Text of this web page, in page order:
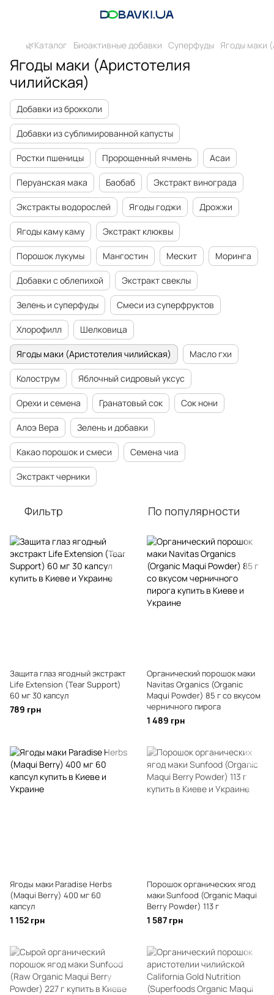
🌿Каталог Биоактивные добавки Суперфуды Ягоды маки
Ягоды маки (Аристотелия
чилийская)
Добавки из брокколи
Добавки из сублимированной капусты
Ростки пшеницы Пророщенный ячмень Асаи
Перуанская мака Баобаб Экстракт винограда
Экстракты водорослей Ягоды годжи Дрожжи
Ягоды каму каму Экстракт клюквы
Порошок лукумы Мангостин Мескит Моринга
Добавки с облепихой Экстракт свеклы
Зелень и суперфуды Смеси из суперфруктов
Хлорофилл Шелковица
Ягоды маки (Аристотелия чилийская) Масло гхи
Колострум Яблочный сидровый уксус
Орехи и семена Гранатовый сок Сок нони
Алоэ Вера Зелень и добавки
Какао порошок и смеси Семена чиа
Экстракт черники
Фильтр По популярности
Защита глаз ягодный экстракт
Life Extension (Tear Support)
60 мг 30 капсул
789 грн
Органический порошок маки
Navitas Organics (Organic
Maqui Powder) 85 г со вкусом
черничного пирога
1 489 грн
Ягоды маки Paradise Herbs
(Maqui Berry) 400 мг 60
капсул
1 152 грн
Порошок органических ягод
маки Sunfood (Organic Maqui
Berry Powder) 113 г
1 587 грн